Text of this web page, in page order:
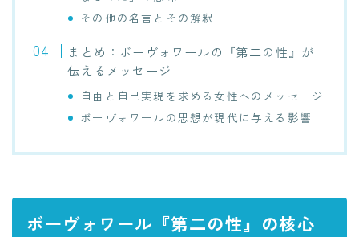
その他の名言とその解釈
まとめ：ボーヴォワールの『第二の性』が
伝えるメッセージ
自由と自己実現を求める女性へのメッセージ
ボーヴォワールの思想が現代に与える影響
ボーヴォワール『第二の性』の核心